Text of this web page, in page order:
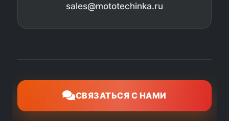
sales@mototechinka.ru
СВЯЗАТЬСЯ С НАМИ